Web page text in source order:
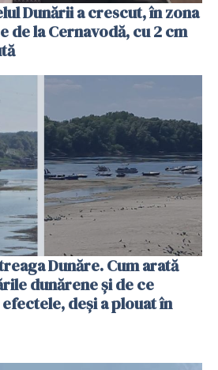
Dunării a crescut, în zona
de la Cernavodă, cu 2 cm
Dunăre. Cum arată
dunărene și de ce
deși a plouat în